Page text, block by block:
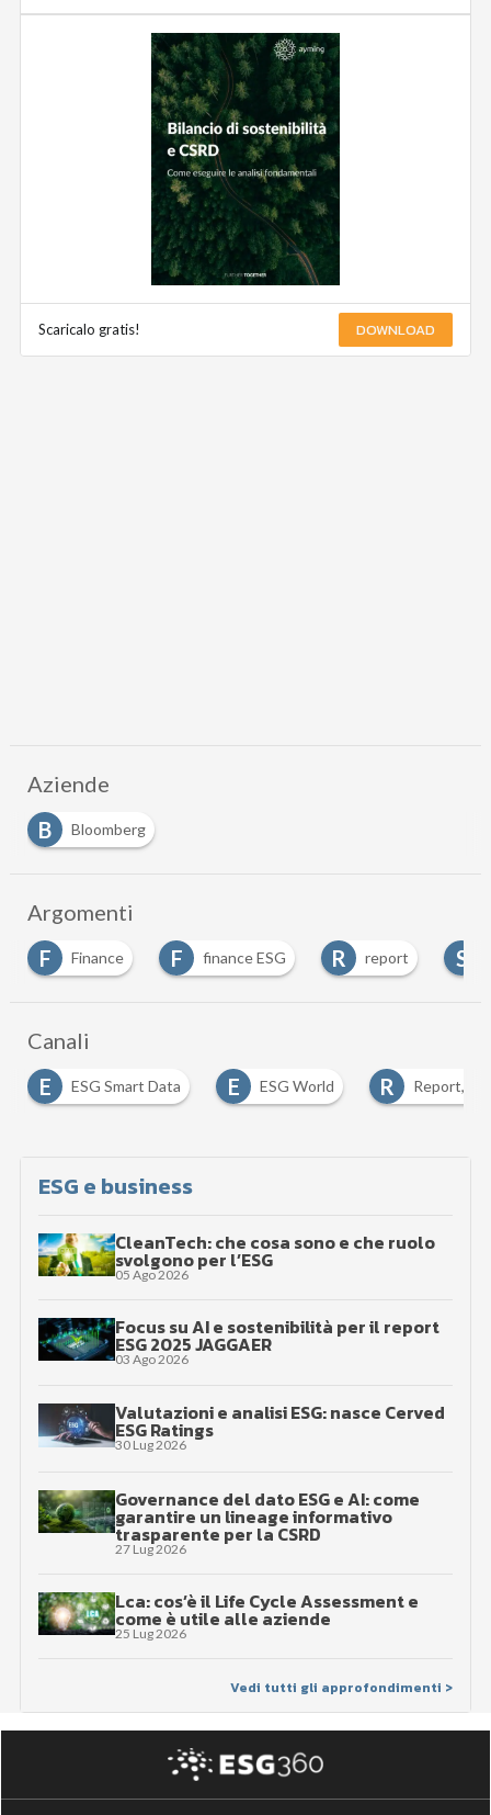
Scaricalo gratis! DOWNLOAD
Aziende
B
Bloomberg
Argomenti
F
Finance F finance ESG R report S
Canali
E
ESG Smart Data E ESG World R Report,
ESG e business
CleanTech: che cosa sono e che ruolo
svolgono per l’ESG
05 Ago 2026
Focus su AI e sostenibilità per il report
ESG 2025 JAGGAER
03 Ago 2026
Valutazioni e analisi ESG: nasce Cerved
ESG Ratings
30 Lug 2026
Governance del dato ESG e AI: come
garantire un lineage informativo
trasparente per la CSRD
27 Lug 2026
Lca: cos’è il Life Cycle Assessment e
come è utile alle aziende
25 Lug 2026
Vedi tutti gli approfondimenti >